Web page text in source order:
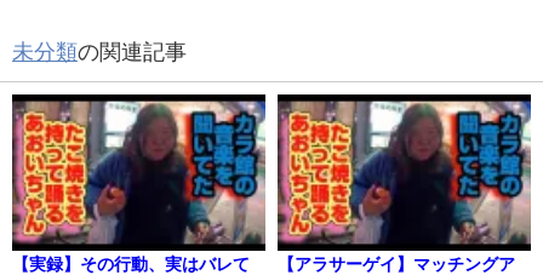
未分類の関連記事
【実録】その行動、実はバレて
【アラサーゲイ】マッチングア